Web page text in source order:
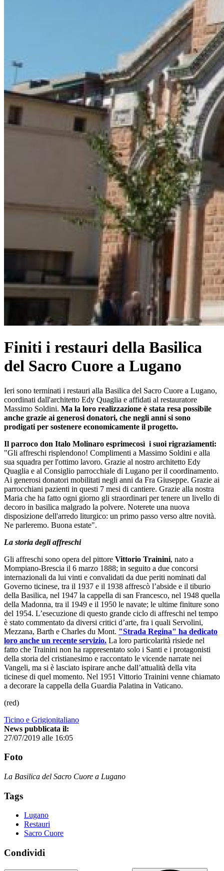
Finiti i restauri della Basilica
del Sacro Cuore a Lugano
Ieri sono terminati i restauri alla Basilica del Sacro Cuore a Lugano,
coordinati dall'architetto Edy Quaglia e affidati al restauratore
Massimo Soldini. Ma la loro realizzazione è stata resa possibile
anche grazie ai generosi donatori, che negli anni si sono
prodigati per sostenere economicamente il progetto.
Il parroco don Italo Molinaro esprimecosì i suoi rigraziamenti:
"Gli affreschi risplendono! Complimenti a Massimo Soldini e alla
sua squadra per l'ottimo lavoro. Grazie al nostro architetto Edy
Quaglia e al Consiglio parrocchiale di Lugano per il coordinamento.
Ai generosi donatori mobilitati negli anni da Fra Giuseppe. Grazie ai
parrocchiani pazienti in questi 7 mesi di cantiere. Grazie alla nostra
Maria che ha fatto ogni giorno gli straordinari per tenere un livello di
decoro in basilica malgrado la polvere. Noterete una nuova
disposizione dell'arredo liturgico: un primo passo verso altre novità.
Ne parleremo. Buona estate".
La storia degli affreschi
Gli affreschi sono opera del pittore Vittorio Trainini, nato a
Mompiano-Brescia il 6 marzo 1888; in seguito a due concorsi
internazionali da lui vinti e convalidati da due periti nominati dal
Governo ticinese, tra il 1937 e il 1938 affrescò l’abside e il tiburio
della Basilica, nel 1947 la cappella di san Francesco, nel 1948 quella
della Madonna, tra il 1949 e il 1950 le navate; le ultime finiture sono
del 1954. L’esecuzione di questo grande ciclo di affreschi nel tempo
è stato commentato da diversi critici d’arte, fra i quali Servolini,
Mezzana, Barth e Charles du Mont. "Strada Regina" ha dedicato
loro anche un recente servizio. La loro particolarità risiede nel
fatto che Trainini non ha rappresentato solo i Santi e i protagonisti
della storia del cristianesimo e raccontato le vicende narrate nei
Vangeli, ma si è lasciato ispirare anche dall’attualità della vita
ticinese di quel momento. Nel 1951 Vittorio Trainini venne chiamato
a decorare la cappella della Guardia Palatina in Vaticano.
(red)
Ticino e Grigionitaliano
News pubblicata il:
27/07/2019 alle 16:05
Foto
La Basilica del Sacro Cuore a Lugano
Tags
Lugano
Restauri
Sacro Cuore
Condividi